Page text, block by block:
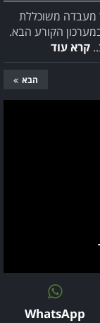
מעבדה משוכללת
הקורע הבא.
קרא עוד
הבא
WhatsApp